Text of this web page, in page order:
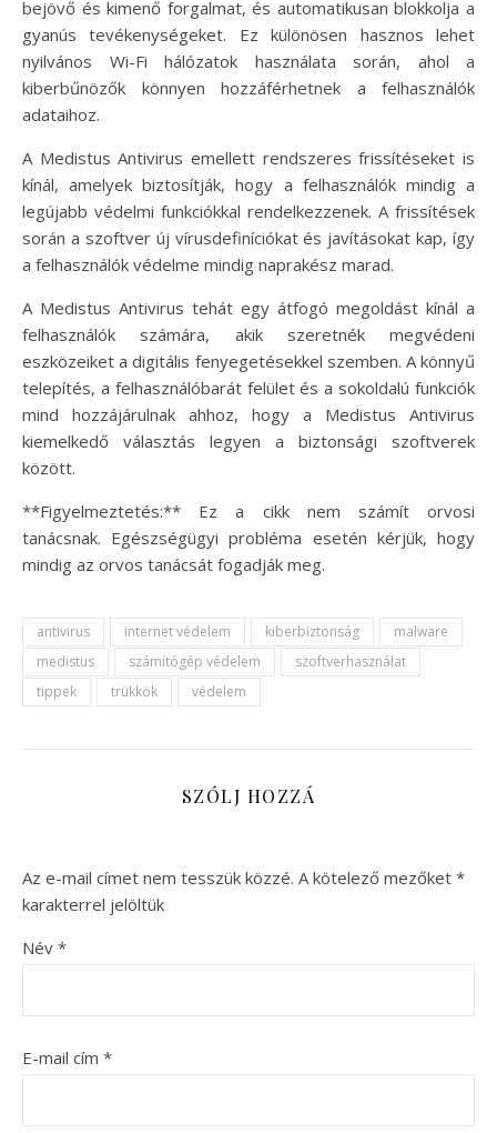
bejövő és kimenő forgalmat, és automatikusan blokkolja a
gyanús tevékenységeket. Ez különösen hasznos lehet
nyilvános Wi-Fi hálózatok használata során, ahol a
kiberbűnözők könnyen hozzáférhetnek a felhasználók
adataihoz.
A Medistus Antivirus emellett rendszeres frissítéseket is
kínál, amelyek biztosítják, hogy a felhasználók mindig a
legújabb védelmi funkciókkal rendelkezzenek. A frissítések
során a szoftver új vírusdefiníciókat és javításokat kap, így
a felhasználók védelme mindig naprakész marad.
A Medistus Antivirus tehát egy átfogó megoldást kínál a
felhasználók számára, akik szeretnék megvédeni
eszközeiket a digitális fenyegetésekkel szemben. A könnyű
telepítés, a felhasználóbarát felület és a sokoldalú funkciók
mind hozzájárulnak ahhoz, hogy a Medistus Antivirus
kiemelkedő választás legyen a biztonsági szoftverek
között.
**Figyelmeztetés:** Ez a cikk nem számít orvosi
tanácsnak. Egészségügyi probléma esetén kérjük, hogy
mindig az orvos tanácsát fogadják meg.
antivirus internet védelem kiberbiztonság
malware
medistus
számítógép védelem
szoftverhasználat
tippek
trükkök védelem
SZÓLJ HOZZÁ
Az e-mail címet nem tesszük közzé. A kötelező mezőket *
karakterrel jelöltük
Név *
E-mail cím *